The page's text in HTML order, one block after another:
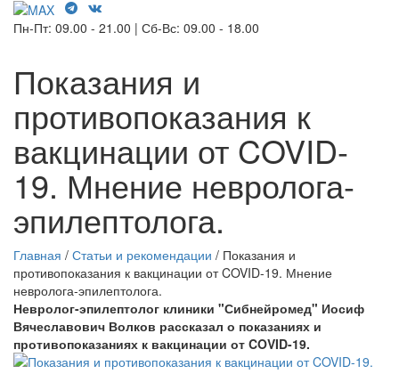
Пн-Пт: 09.00 - 21.00 | Сб-Вс: 09.00 - 18.00
Показания и
противопоказания к
вакцинации от COVID-
19. Мнение невролога-
эпилептолога.
Главная / Статьи и рекомендации / Показания и
противопоказания к вакцинации от COVID-19. Мнение
невролога-эпилептолога.
Невролог-эпилептолог клиники "Сибнейромед" Иосиф
Вячеславович Волков рассказал о показаниях и
противопоказаниях к вакцинации от COVID-19.